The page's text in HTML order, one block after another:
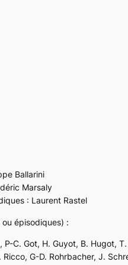
Ballarini
Marsaly
: Laurent Rastel
épisodiques) :
C. Got, H. Guyot, B. Hugot,
G-D. Rohrbacher, J.